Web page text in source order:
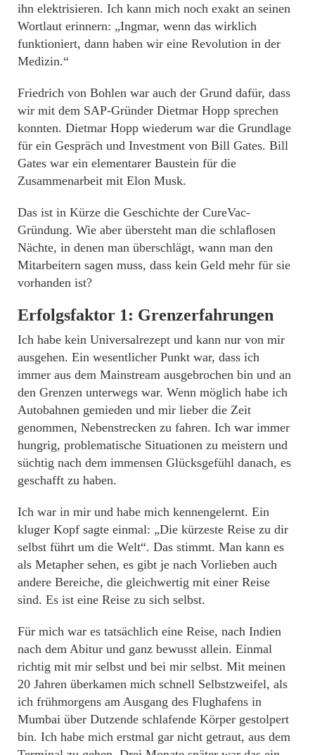
ihn elektrisieren. Ich kann mich noch exakt an seinen
Wortlaut erinnern: „Ingmar, wenn das wirklich
funktioniert, dann haben wir eine Revolution in der
Medizin.“
Friedrich von Bohlen war auch der Grund dafür, dass
wir mit dem SAP-Gründer Dietmar Hopp sprechen
konnten. Dietmar Hopp wiederum war die Grundlage
für ein Gespräch und Investment von Bill Gates. Bill
Gates war ein elementarer Baustein für die
Zusammenarbeit mit Elon Musk.
Das ist in Kürze die Geschichte der CureVac-
Gründung. Wie aber übersteht man die schlaﬂosen
Nächte, in denen man überschlägt, wann man den
Mitarbeitern sagen muss, dass kein Geld mehr für sie
vorhanden ist?
Erfolgsfaktor 1: Grenzerfahrungen
Ich habe kein Universalrezept und kann nur von mir
ausgehen. Ein wesentlicher Punkt war, dass ich
immer aus dem Mainstream ausgebrochen bin und an
den Grenzen unterwegs war. Wenn möglich habe ich
Autobahnen gemieden und mir lieber die Zeit
genommen, Nebenstrecken zu fahren. Ich war immer
hungrig, problematische Situationen zu meistern und
süchtig nach dem immensen Glücksgefühl danach, es
geschafft zu haben.
Ich war in mir und habe mich kennengelernt. Ein
kluger Kopf sagte einmal: „Die kürzeste Reise zu dir
selbst führt um die Welt“. Das stimmt. Man kann es
als Metapher sehen, es gibt je nach Vorlieben auch
andere Bereiche, die gleichwertig mit einer Reise
sind. Es ist eine Reise zu sich selbst.
Für mich war es tatsächlich eine Reise, nach Indien
nach dem Abitur und ganz bewusst allein. Einmal
richtig mit mir selbst und bei mir selbst. Mit meinen
20 Jahren überkamen mich schnell Selbstzweifel, als
ich frühmorgens am Ausgang des Flughafens in
Mumbai über Dutzende schlafende Körper gestolpert
bin. Ich habe mich erstmal gar nicht getraut, aus dem